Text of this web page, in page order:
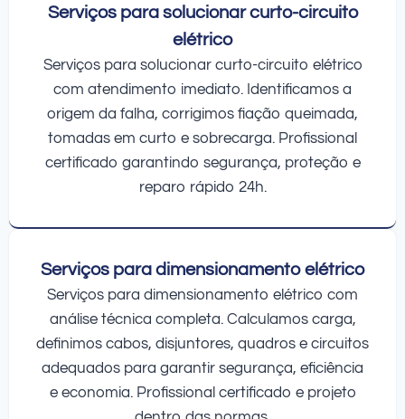
Serviços para solucionar curto-circuito
elétrico
Serviços para solucionar curto-circuito elétrico
com atendimento imediato. Identificamos a
origem da falha, corrigimos fiação queimada,
tomadas em curto e sobrecarga. Profissional
certificado garantindo segurança, proteção e
reparo rápido 24h.
Serviços para dimensionamento elétrico
Serviços para dimensionamento elétrico com
análise técnica completa. Calculamos carga,
definimos cabos, disjuntores, quadros e circuitos
adequados para garantir segurança, eficiência
e economia. Profissional certificado e projeto